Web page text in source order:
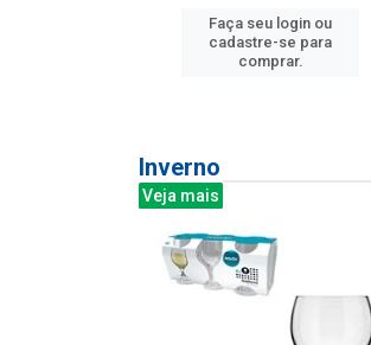
Faça seu login ou
cadastre-se para
comprar.
Inverno
Veja mais